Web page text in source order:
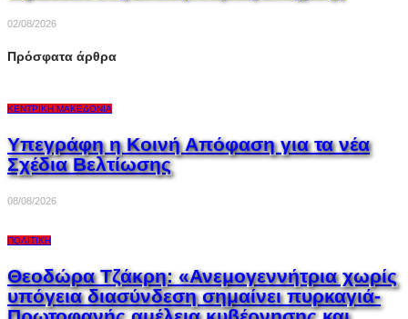
02/08/2026
Πρόσφατα άρθρα
ΚΕΝΤΡΙΚΉ ΜΑΚΕΔΟΝΊΑ
Υπεγράφη η Κοινή Απόφαση για τα νέα
Σχέδια Βελτίωσης
08/08/2026
ΠΟΛΙΤΙΚΉ
Θεοδώρα Τζάκρη: «Ανεμογεννήτρια χωρίς
υπόγεια διασύνδεση σημαίνει πυρκαγιά-